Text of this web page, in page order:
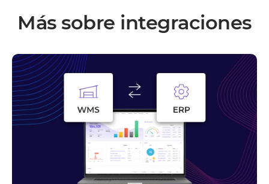
Más sobre integraciones